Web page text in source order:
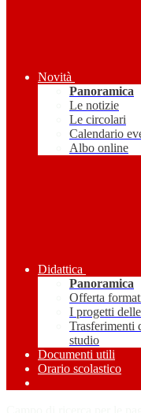
Novità
Panoramica
Le notizie
Le circolari
Calendario
Albo online
Didattica
Panoramica
Offerta
I progetti
Trasferimenti
studio
Documenti utili
Orario scolastico